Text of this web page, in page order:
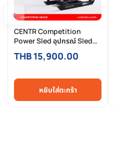
‹
CENTR Competition
Power Sled อุปกรณ์ Sled
Push & Pull สเลดออกกำลัง
กาย ระดับแข่งขัน HYROX
THB 15,900.00
หยิบใส่ตะกร้า